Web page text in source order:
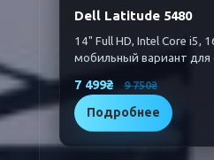
Dell Latitude 5480
14" Full HD, Intel Core i5,
мобильный вариант для
7 499₴ 9 750₴
Подробнее